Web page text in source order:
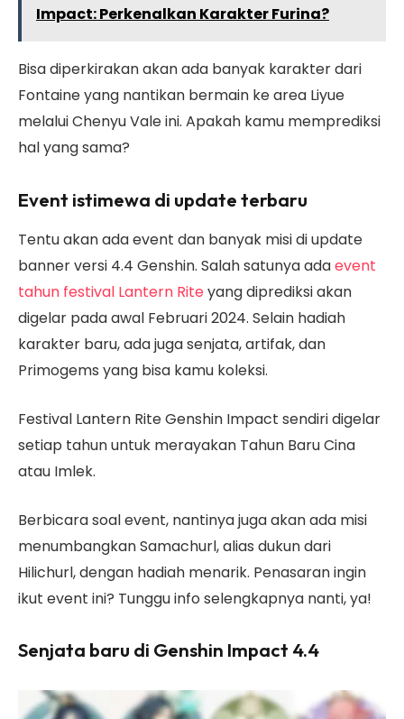
Impact: Perkenalkan Karakter Furina?
Bisa diperkirakan akan ada banyak karakter dari
Fontaine yang nantikan bermain ke area Liyue
melalui Chenyu Vale ini. Apakah kamu memprediksi
hal yang sama?
Event istimewa di update terbaru
Tentu akan ada event dan banyak misi di update
banner versi 4.4 Genshin. Salah satunya adaevent
tahun festival Lantern Riteyang diprediksi akan
digelar pada awal Februari 2024. Selain hadiah
karakter baru, ada juga senjata, artifak, dan
Primogems yang bisa kamu koleksi.
Festival Lantern Rite Genshin Impact sendiri digelar
setiap tahun untuk merayakan Tahun Baru Cina
atau Imlek.
Berbicara soal event, nantinya juga akan ada misi
menumbangkan Samachurl, alias dukun dari
Hilichurl, dengan hadiah menarik. Penasaran ingin
ikut event ini? Tunggu info selengkapnya nanti, ya!
Senjata baru di Genshin Impact 4.4